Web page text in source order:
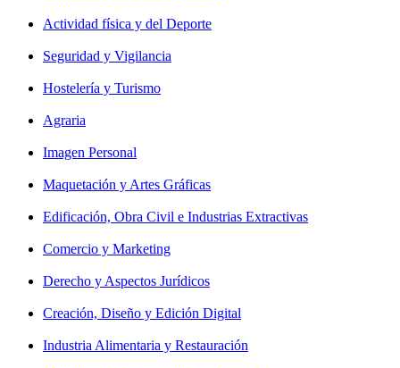
Actividad física y del Deporte
Seguridad y Vigilancia
Hostelería y Turismo
Agraria
Imagen Personal
Maquetación y Artes Gráficas
Edificación, Obra Civil e Industrias Extractivas
Comercio y Marketing
Derecho y Aspectos Jurídicos
Creación, Diseño y Edición Digital
Industria Alimentaria y Restauración